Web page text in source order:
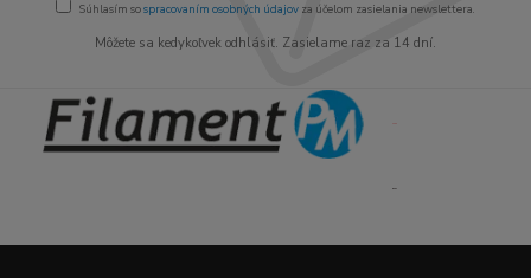
Súhlasím sospracovaním osobných údajov za účelom zasielania newslettera.
Môžete sa kedykoľvek odhlásiť. Zasielame raz za 14 dní.